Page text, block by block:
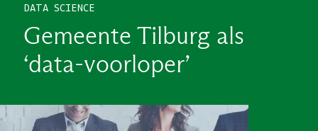
DATA SCIENCE
Gemeente Tilburg als
‘data-voorloper’
TOPICS
THEMES
PODCAST